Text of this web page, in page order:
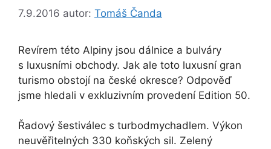
7.9.2016 autor: Tomáš Čanda
Revírem této Alpiny jsou dálnice a bulváry
s luxusními obchody. Jak ale toto luxusní gran
turismo obstojí na české okresce? Odpověď
jsme hledali v exkluzivním provedení Edition 50.
Řadový šestiválec s turbodmychadlem. Výkon
neuvěřitelných 330 koňských sil. Zelený